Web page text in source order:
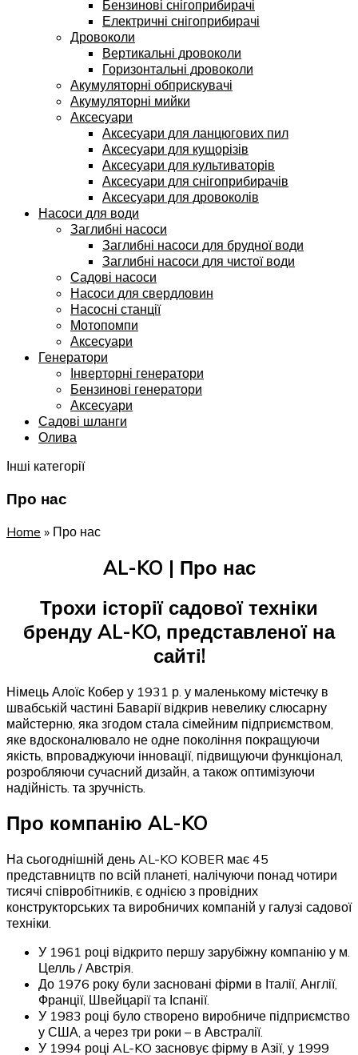
Бензинові снігоприбирачі
Електричні снігоприбирачі
Дровоколи
Вертикальні дровоколи
Горизонтальні дровоколи
Акумуляторні обприскувачі
Акумуляторні мийки
Аксесуари
Аксесуари для ланцюгових пил
Аксесуари для кущорізів
Аксесуари для культиваторів
Аксесуари для снігоприбирачів
Аксесуари для дровоколів
Насоси для води
Заглибні насоси
Заглибні насоси для брудної води
Заглибні насоси для чистої води
Садові насоси
Насоси для свердловин
Насосні станції
Мотопомпи
Аксесуари
Генератори
Інверторні генератори
Бензинові генератори
Аксесуари
Садові шланги
Олива
Інші категорії
Про нас
Home » Про нас
AL-KO | Про нас
Трохи історії садової техніки
бренду AL-KO, представленої на
сайті!
Німець Алоїс Кобер у 1931 р. у маленькому містечку в
швабській частині Баварії відкрив невелику слюсарну
майстерню, яка згодом стала сімейним підприємством,
яке вдосконалювало не одне покоління покращуючи
якість, впроваджуючи інновації, підвищуючи функціонал,
розробляючи сучасний дизайн, а також оптимізуючи
надійність. та зручність.
Про компанію AL-KO
На сьогоднішній день AL-KO KOBER має 45
представництв по всій планеті, налічуючи понад чотири
тисячі співробітників, є однією з провідних
конструкторських та виробничих компаній у галузі садової
техніки.
У 1961 році відкрито першу зарубіжну компанію у м.
Целль / Австрія.
До 1976 року були засновані фірми в Італії, Англії,
Франції, Швейцарії та Іспанії.
У 1983 році було створено виробниче підприємство
у США, а через три роки – в Австралії.
У 1994 році AL-KO засновує фірму в Азії, у 1999